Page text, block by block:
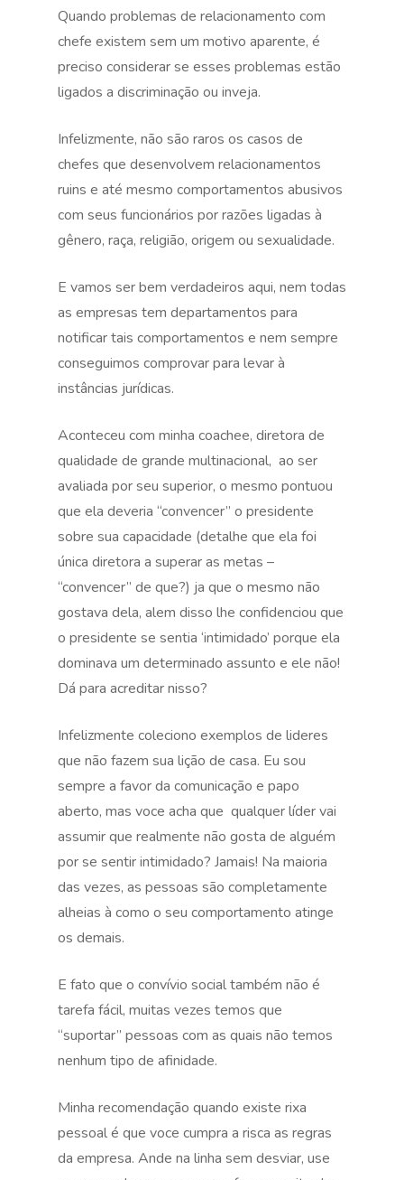
Quando problemas de relacionamento com
chefe existem sem um motivo aparente, é
preciso considerar se esses problemas estão
ligados a discriminação ou inveja.
Infelizmente, não são raros os casos de
chefes que desenvolvem relacionamentos
ruins e até mesmo comportamentos abusivos
com seus funcionários por razões ligadas à
gênero, raça, religião, origem ou sexualidade.
E vamos ser bem verdadeiros aqui, nem todas
as empresas tem departamentos para
notificar tais comportamentos e nem sempre
conseguimos comprovar para levar à
instâncias jurídicas.
Aconteceu com minha coachee, diretora de
qualidade de grande multinacional, ao ser
avaliada por seu superior, o mesmo pontuou
que ela deveria “convencer” o presidente
sobre sua capacidade (detalhe que ela foi
única diretora a superar as metas –
“convencer” de que?) ja que o mesmo não
gostava dela, alem disso lhe confidenciou que
o presidente se sentia ‘intimidado’ porque ela
dominava um determinado assunto e ele não!
Dá para acreditar nisso?
Infelizmente coleciono exemplos de lideres
que não fazem sua lição de casa. Eu sou
sempre a favor da comunicação e papo
aberto, mas voce acha que qualquer líder vai
assumir que realmente não gosta de alguém
por se sentir intimidado? Jamais! Na maioria
das vezes, as pessoas são completamente
alheias à como o seu comportamento atinge
os demais.
E fato que o convívio social também não é
tarefa fácil, muitas vezes temos que
“suportar” pessoas com as quais não temos
nenhum tipo de afinidade.
Minha recomendação quando existe rixa
pessoal é que voce cumpra a risca as regras
da empresa. Ande na linha sem desviar, use